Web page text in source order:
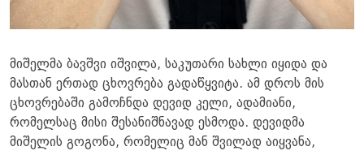
მიშელმა ბავშვი იშვილა, საკუთარი სახლი იყიდა და
მასთან ერთად ცხოვრება გადაწყვიტა. ამ დროს მის
ცხოვრებაში გამოჩნდა დევიდ კელი, ადამიანი,
რომელსაც მისი შესანიშნავად ესმოდა. დევიდმა
მიშელის გოგონა, რომელიც მან შვილად აიყვანა,